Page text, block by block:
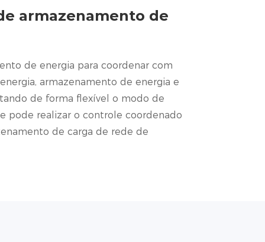
armazenamento de
de energia para coordenar com
armazenamento de energia e
de forma flexível o modo de
pode realizar o controle coordenado
de carga de rede de